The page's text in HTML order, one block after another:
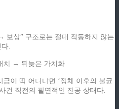
상” 구조로는 절대 작동하지 않는
.
→ 뒤늦은 가치화
이 딱 어디냐면 ‘정체 이후의 불균
건 직전의 필연적인 진공 상태다.